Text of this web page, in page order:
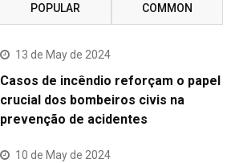
POPULAR COMMON
13 de May de 2024
Casos de incêndio reforçam o papel
crucial dos bombeiros civis na
prevenção de acidentes
10 de May de 2024